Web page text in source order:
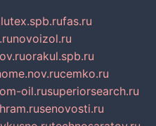
fas.ru
novoizol.ru
orakul.spb.ru
cemko.ru
oil.rusuperiorsearch.ru
senovosti.ru